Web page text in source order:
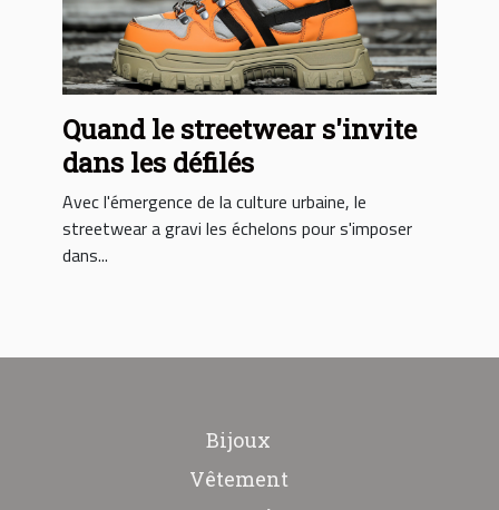
Quand le streetwear s'invite
dans les défilés
Avec l'émergence de la culture urbaine, le
streetwear a gravi les échelons pour s'imposer
dans...
Bijoux
Vêtement